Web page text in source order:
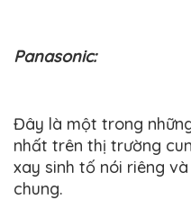
Panasonic:
Đây là một trong
nhất trên thị trường
xay sinh tố nói riêng
chung.